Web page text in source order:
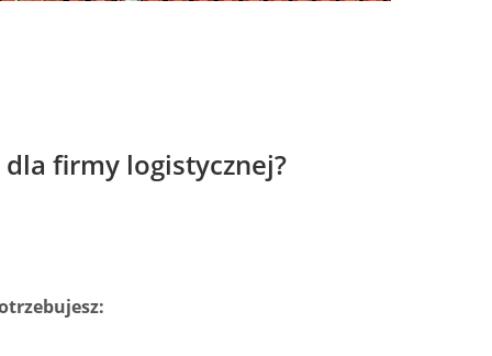
firmy logistycznej?